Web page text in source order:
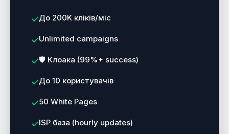
До 200K кліків/міс
Unlimited campaigns
🛡️ Клоака (99%+ success)
До 10 користувачів
50 White Pages
ISP база (hourly updates)